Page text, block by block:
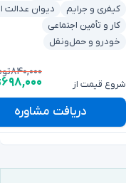
کیفری و جرایم
دیوان عدالت
کار و تأمین اجتماعی
خودرو و حمل‌ونقل
شروع قیمت از
۸۴۰,۰۰۰
۶۹۸,۰۰۰
دریافت مشاوره